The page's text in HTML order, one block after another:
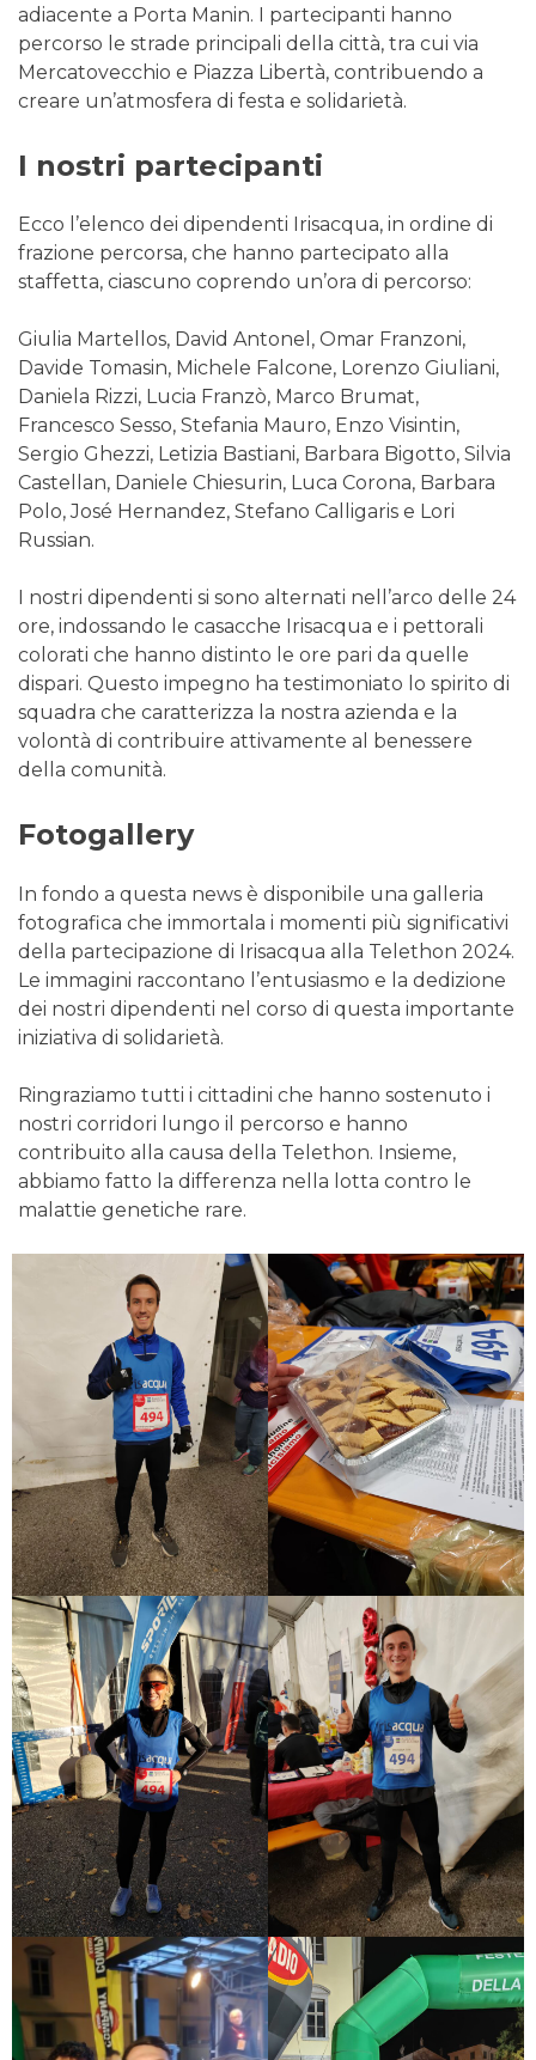
adiacente a Porta Manin. I partecipanti hanno
percorso le strade principali della città, tra cui via
Mercatovecchio e Piazza Libertà, contribuendo a
creare un’atmosfera di festa e solidarietà.
I nostri partecipanti
Ecco l’elenco dei dipendenti Irisacqua, in ordine di
frazione percorsa, che hanno partecipato alla
staffetta, ciascuno coprendo un’ora di percorso:
Giulia Martellos, David Antonel, Omar Franzoni,
Davide Tomasin, Michele Falcone, Lorenzo Giuliani,
Daniela Rizzi, Lucia Franzò, Marco Brumat,
Francesco Sesso, Stefania Mauro, Enzo Visintin,
Sergio Ghezzi, Letizia Bastiani, Barbara Bigotto, Silvia
Castellan, Daniele Chiesurin, Luca Corona, Barbara
Polo, José Hernandez, Stefano Calligaris e Lori
Russian.
I nostri dipendenti si sono alternati nell’arco delle 24
ore, indossando le casacche Irisacqua e i pettorali
colorati che hanno distinto le ore pari da quelle
dispari. Questo impegno ha testimoniato lo spirito di
squadra che caratterizza la nostra azienda e la
volontà di contribuire attivamente al benessere
della comunità.
Fotogallery
In fondo a questa news è disponibile una galleria
fotografica che immortala i momenti più significativi
della partecipazione di Irisacqua alla Telethon 2024.
Le immagini raccontano l’entusiasmo e la dedizione
dei nostri dipendenti nel corso di questa importante
iniziativa di solidarietà.
Ringraziamo tutti i cittadini che hanno sostenuto i
nostri corridori lungo il percorso e hanno
contribuito alla causa della Telethon. Insieme,
abbiamo fatto la differenza nella lotta contro le
malattie genetiche rare.